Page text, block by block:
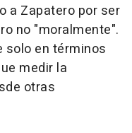
a Zapatero por ser
no "moralmente".
solo en términos
medir la
otras